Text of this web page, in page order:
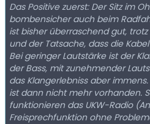
Das Positive zuerst: Der Sitz im
bombensicher auch beim
ist bisher überraschend gut,
und der Tatsache, dass die
Bei geringer Lautstärke ist der
der Bass, mit zunehmender
das Klangerlebniss aber
ist dann nicht mehr vorhanden.
funktionieren das UKW-Radio
Freisprechfunktion ohne